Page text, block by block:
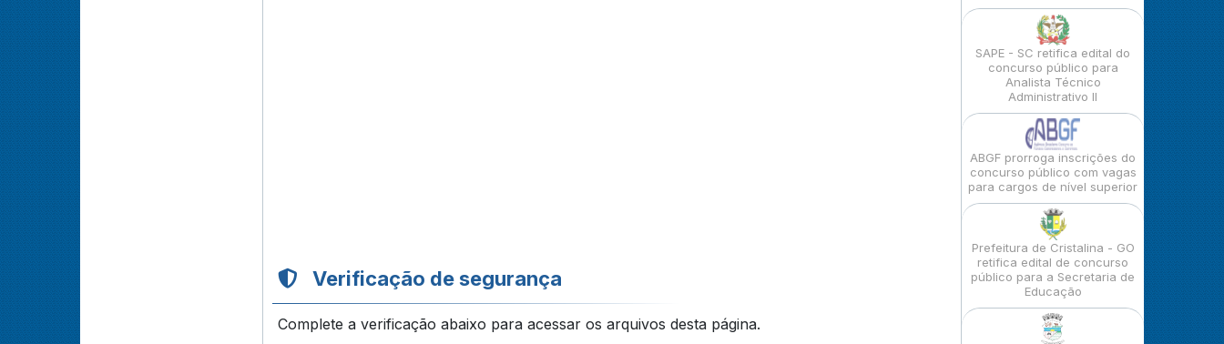
Verificação de segurança
Complete a verificação abaixo para acessar os arquivos desta página.
SAPE - SC retifica edital do
concurso público para
Analista Técnico
Administrativo II
ABGF prorroga inscrições do
concurso público com vagas
para cargos de nível superior
Prefeitura de Cristalina - GO
retifica edital de concurso
público para a Secretaria de
Educação